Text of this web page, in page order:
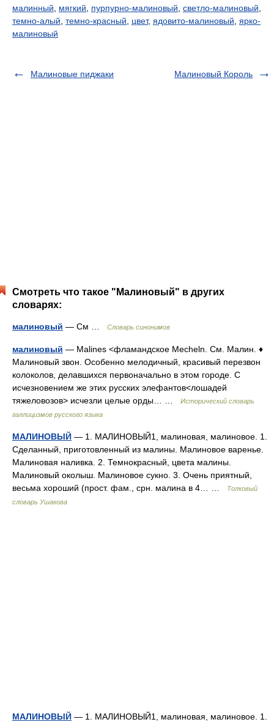
малинный мягкий пурпурно-малиновый светло-малиновый
темно-алый темно-красный цвет, ядовито-малиновый ярко-
малиновый
Малиновые пиджаки Малиновый Король
Смотреть что такое "Малиновый" в других
словарях:
малиновый — См … Словарь синонимов
малиновый — Malines <фламандское Mecheln. См. Малин. ♦
Малиновый звон. Особенно мелодичный, красивый перезвон
колоколов, делавшихся первоначально в этом городе. С
исчезновением же этих русских элефантов<лошадей
тяжеловозов> исчезли целые орды… …
Исторический словарь
галлицизмов русского языка
МАЛИНОВЫЙ — 1. МАЛИНОВЫЙ1, малиновая, малиновое. 1.
Сделанный, приготовленный из малины. Малиновое варенье.
Малиновая наливка. 2. Темнокрасный, цвета малины.
Малиновый околыш. Малиновое сукно. 3. Очень приятный,
весьма хороший (прост. фам., срн. малина в 4… …
Толковый
словарь Ушакова
МАЛИНОВЫЙ — 1. МАЛИНОВЫЙ1, малиновая, малиновое. 1.